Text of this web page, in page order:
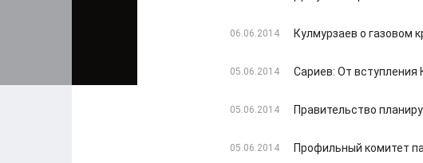
06.06.2014 Кулмурзаев о газовом
05.06.2014 Сариев: От
05.06.2014 Правительство
05.06.2014 Профильный комитет